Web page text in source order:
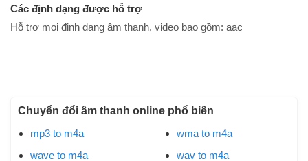
Các định dạng được hỗ trợ
Hỗ trợ mọi định dạng âm thanh, video bao gồm: aac
Chuyển đổi âm thanh online phổ biến
mp3 to m4a
wave to m4a
wma to m4a
wav to m4a